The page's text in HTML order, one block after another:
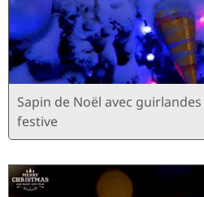
Sapin de Noël avec
festive